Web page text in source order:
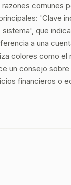
comunes
'Clave
que
a una
colores como el
un consejo
financieros o